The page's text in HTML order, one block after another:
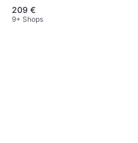
209 €
9+ Shops